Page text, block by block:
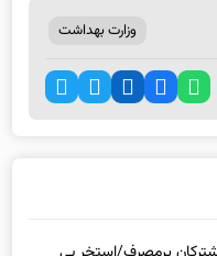
وزارت بهداشت